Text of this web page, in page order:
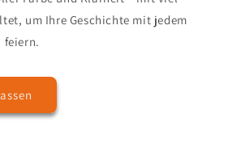
um Ihre Geschichte mit jedem
feiern.